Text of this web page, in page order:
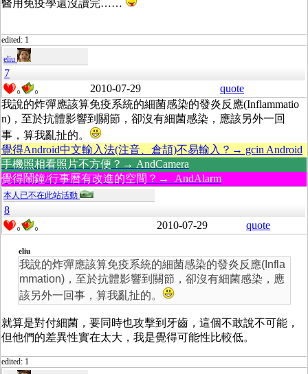
醫用免疫學還沒讀完……
edited: 1
eliu
7
0 0 2010-07-29
quote
我說的炸彈應該算免疫系統的細菌感染的發炎反應(Inflammatio
n)，至於抗體影響到關節，卻沒有細菌感染，應該另外一回
事，算我亂扯的。
覺得Android中文輸入法(注音、倉頡)不易輸入？→ gcin Android
手機照相看照片不方便？→ AndCamera
覺得鬧鐘/行事曆有改進的空間？→ AndAlarm
本人已不在此站活動
8
0 0 2010-07-29 quote
eliu
我說的炸彈應該算免疫系統的細菌感染的發炎反應(Infla
mmation)，至於抗體影響到關節，卻沒有細菌感染，應
該另外一回事，算我亂扯的。
就算是對付細菌，要同時也攻擊到牙齒，這個不敢說不可能，
但他們的差異性實在太大，我是覺得可能性比較低。
edited: 1